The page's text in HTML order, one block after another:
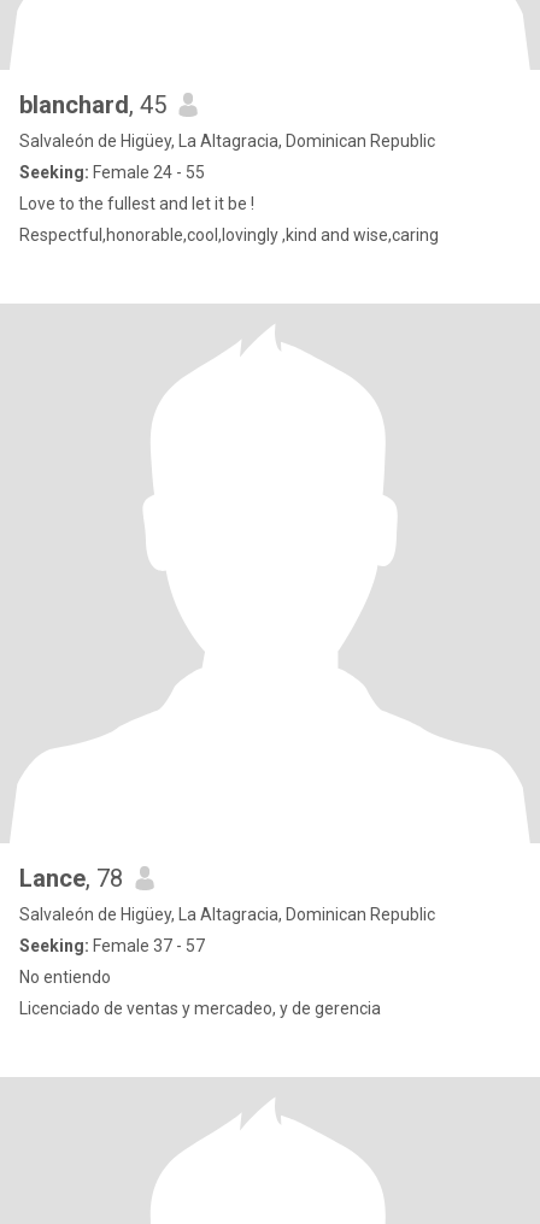
blanchard, 45
Salvaleón de Higüey, La Altagracia, Dominican Republic
Seeking: Female 24 - 55
Love to the fullest and let it be !
Respectful,honorable,cool,lovingly ,kind and wise,caring
Lance, 78
Salvaleón de Higüey, La Altagracia, Dominican Republic
Seeking: Female 37 - 57
No entiendo
Licenciado de ventas y mercadeo, y de gerencia